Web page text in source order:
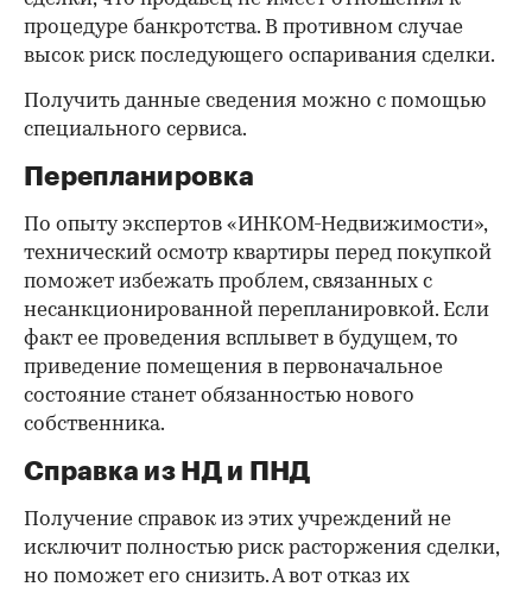
процедуре банкротства. В противном случае
высок риск последующего оспаривания сделки.
Получить данные сведения можно с помощью
специального сервиса.
Перепланировка
По опыту экспертов «ИНКОМ-Недвижимости»,
технический осмотр квартиры перед покупкой
поможет избежать проблем, связанных с
несанкционированной перепланировкой. Если
факт ее проведения всплывет в будущем, то
приведение помещения в первоначальное
состояние станет обязанностью нового
собственника.
Справка из НД и ПНД
Получение справок из этих учреждений не
исключит полностью риск расторжения сделки,
но поможет его снизить. А вот отказ их